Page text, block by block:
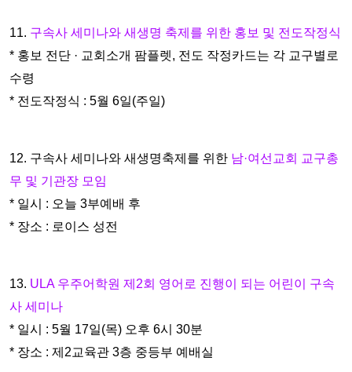
11. 구속사 세미나와 새생명 축제를 위한 홍보 및 전도작정식
* 홍보 전단 · 교회소개 팜플렛, 전도 작정카드는 각 교구별로
수령
* 전도작정식 : 5월 6일(주일)
12. 구속사 세미나와 새생명축제를 위한 남·여선교회 교구총
무 및 기관장 모임
* 일시 : 오늘 3부예배 후
* 장소 : 로이스 성전
13. ULA 우주어학원 제2회 영어로 진행이 되는 어린이 구속
사 세 미나
* 일시 : 5월 17일(목) 오후 6시 30분
* 장소 : 제2교육관 3층 중등부 예배실